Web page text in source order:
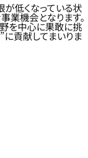
低くなっている状
業機会となります。
を中心に果敢に挑
に貢献してまいりま